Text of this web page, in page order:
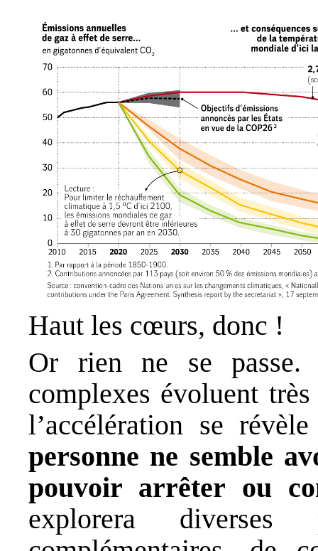
Haut les cœurs, donc !
Or rien ne se
complexes évoluent
l’accélération se
personne ne semble
pouvoir arrêter ou
explorera